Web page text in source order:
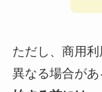
ただし、商用
異なる場合があ